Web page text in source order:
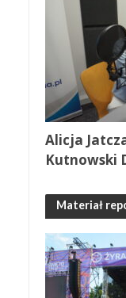
Alicja
Kutnowski
Materiał